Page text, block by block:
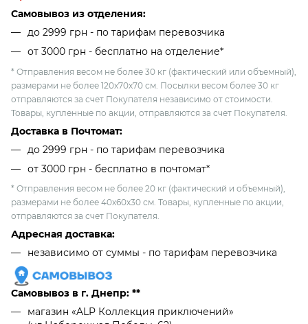
Самовывоз из отделения:
до 2999 грн - по тарифам перевозчика
от 3000 грн - бесплатно на отделение*
* Отправления весом не более 30 кг (фактический или объемный),
размерами не более 120х70х70 см. Посылки весом более 30 кг
отправляются за счет Покупателя независимо от стоимости.
Товары, купленные по акции, отправляются за счет Покупателя.
Доставка в Почтомат:
до 2999 грн - по тарифам перевозчика
от 3000 грн - бесплатно в почтомат*
* Отправления весом не более 20 кг (фактический и объемный),
размерами не более 40х60х30 см. Товары, купленные по акции,
отправляются за счет Покупателя.
Адресная доставка:
независимо от cуммы - по тарифам перевозчика
Самовывоз в г. Днепр: **
магазин «ALP Коллекция приключений»